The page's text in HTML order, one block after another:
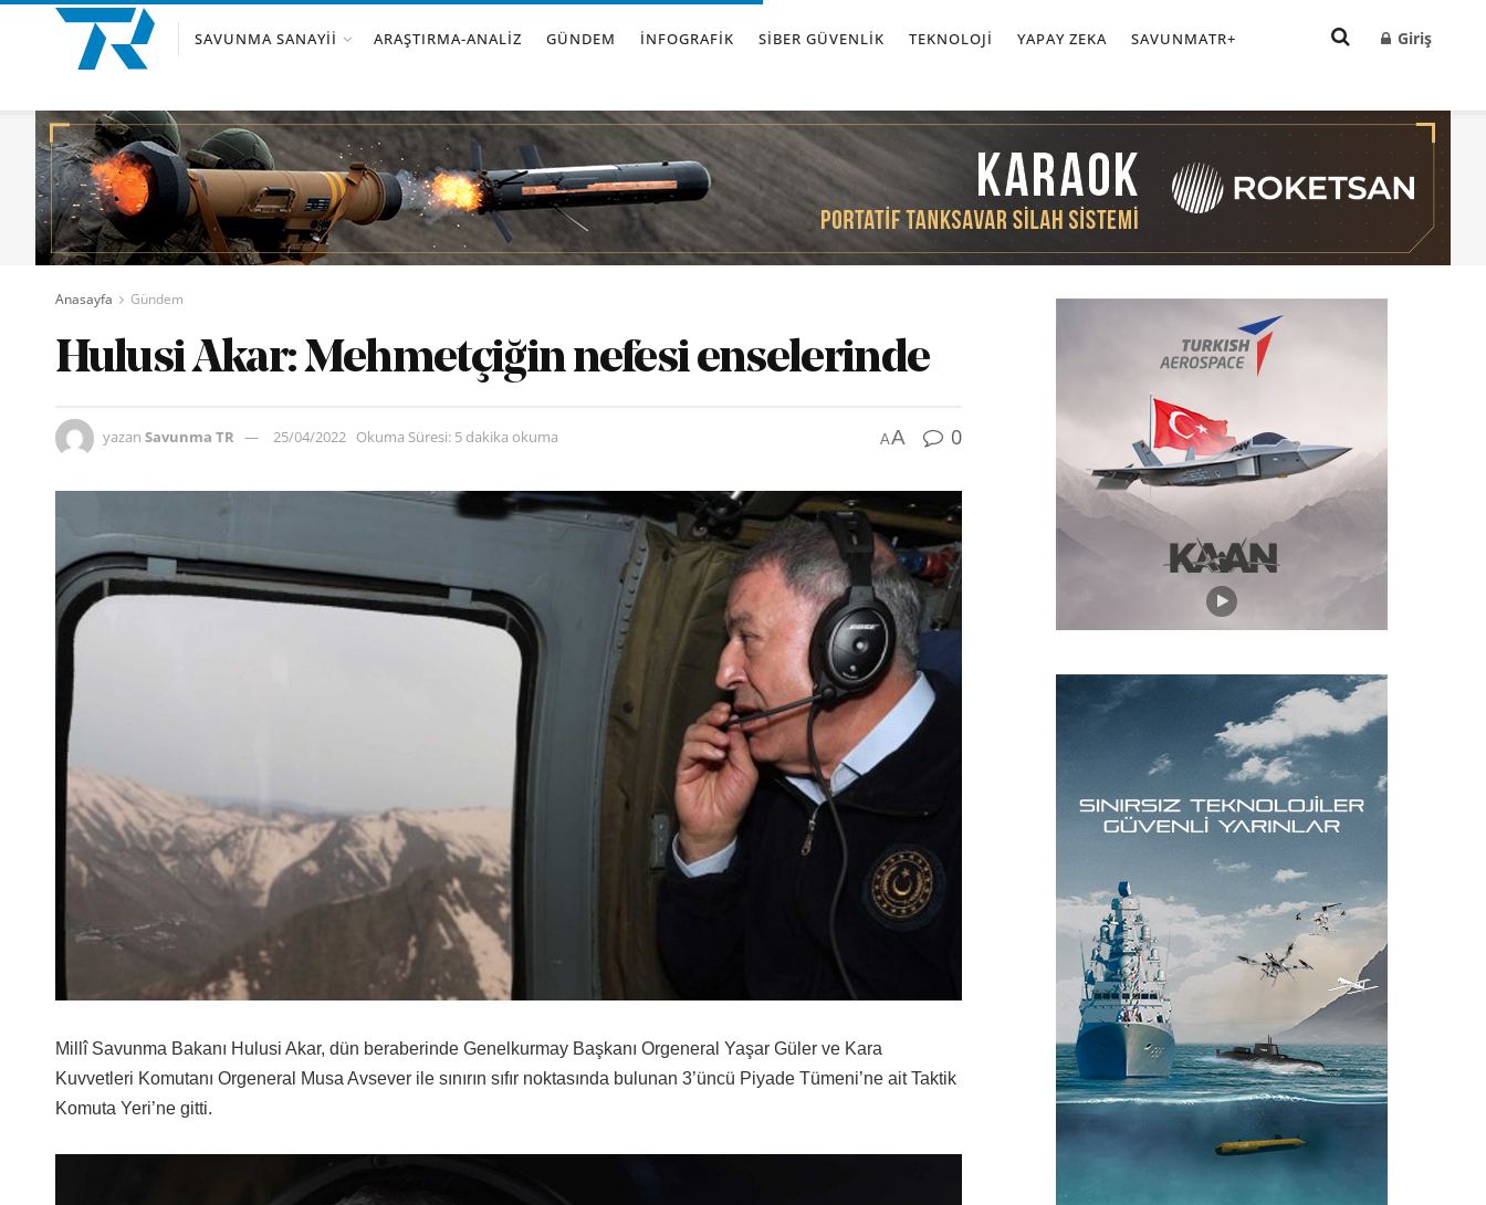
SAVUNMA SANAYII ARAŞTIRMA-ANALIZ GÜNDEM İNFOGRAFIK SIBER GÜVENLIK TEKNOLOJI YAPAY ZEKA SAVUNMATR+ Giriş
Anasayfa Gündem
Hulusi Akar: Mehmetçiğin nefesi enselerinde
yazan Savunma TR 25/04/2022 Okuma Süresi: 5 dakika okuma AA 0
Millî Savunma Bakanı Hulusi Akar, dün beraberinde Genelkurmay Başkanı Orgeneral Yaşar Güler ve Kara
Kuvvetleri Komutanı Orgeneral Musa Avsever ile sınırın sıfır noktasında bulunan 3’üncü Piyade Tümeni’ne ait Taktik
Komuta Yeri’ne gitti.